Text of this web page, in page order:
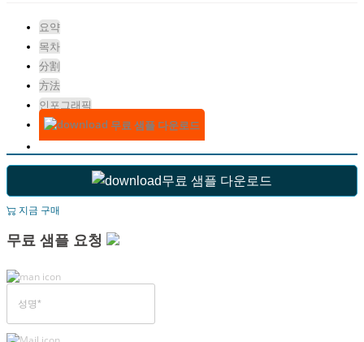
요약
목차
分割
方法
인포그래픽
무료 샘플 다운로드
무료 샘플 다운로드
지금 구매
무료 샘플 요청